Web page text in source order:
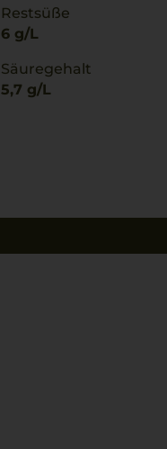
Restsüße
6 g/L
Säuregehalt
5,7 g/L